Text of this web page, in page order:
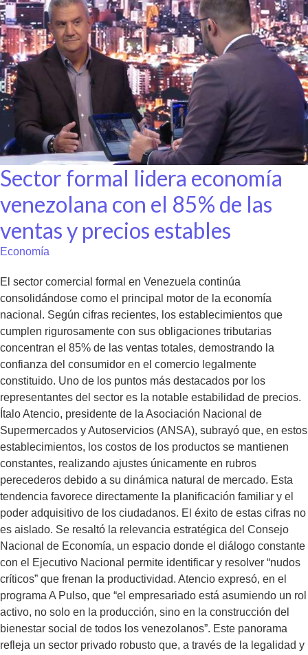
Sector formal lidera economía
venezolana con el 85% de las
ventas y precios estables
Economía
El sector comercial formal en Venezuela continúa
consolidándose como el principal motor de la economía
nacional. Según cifras recientes, los establecimientos que
cumplen rigurosamente con sus obligaciones tributarias
concentran el 85% de las ventas totales, demostrando la
confianza del consumidor en el comercio legalmente
constituido. Uno de los puntos más destacados por los
representantes del sector es la notable estabilidad de precios.
Ítalo Atencio, presidente de la Asociación Nacional de
Supermercados y Autoservicios (ANSA), subrayó que, en estos
establecimientos, los costos de los productos se mantienen
constantes, realizando ajustes únicamente en rubros
perecederos debido a su dinámica natural de mercado. Esta
tendencia favorece directamente la planificación familiar y el
poder adquisitivo de los ciudadanos. El éxito de estas cifras no
es aislado. Se resaltó la relevancia estratégica del Consejo
Nacional de Economía, un espacio donde el diálogo constante
con el Ejecutivo Nacional permite identificar y resolver “nudos
críticos” que frenan la productividad. Atencio expresó, en el
programa A Pulso, que “el empresariado está asumiendo un rol
activo, no solo en la producción, sino en la construcción del
bienestar social de todos los venezolanos”. Este panorama
refleja un sector privado robusto que, a través de la legalidad y